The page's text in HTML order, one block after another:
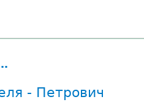
- Петрович